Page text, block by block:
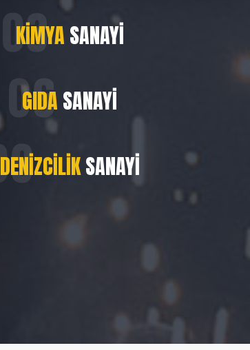
KIMYA SANAYI
GIDA SANAYI
DENIZCILIKSANAYI